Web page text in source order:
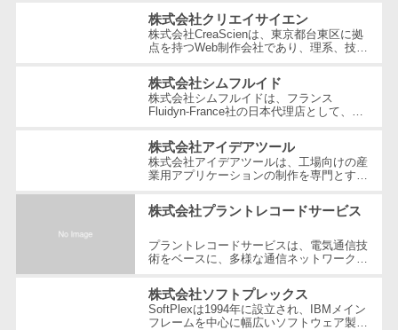
物品管理シス
テム
RPAツール
帳票作成サー
ビス
け
車両管理シス
ル
テム
バース予約シ
する技術ベンチャー企業です。国内...
株式会社クリエイサイエン
株式会社CreaScienは、東京都台東区に拠
点を持つWeb制作会社であり、理系、技
たクリエイティブ制作を行っています。
独...
株式会社シムフルイド
株式会社シムフルイドは、フランス
Fluidyn-France社の日本代理店として、最
使した高精度な製品を提供しています。設
立...
株式会社アイデアツール
株式会社アイデアツールは、工場向けの産
業用アプリケーションの制作を専門とする
ズ・バッテリー工場など多岐にわた...
株式会社プラントレコードサービス
プラントレコードサービスは、電気通信技
術をベースに、多様な通信ネットワーク構
ウを提供している企業です。創業以...
株式会社ソフトプレックス
SoftPlexは1994年に設立され、IBMメイン
フレームを中心に幅広いソフトウェア製品